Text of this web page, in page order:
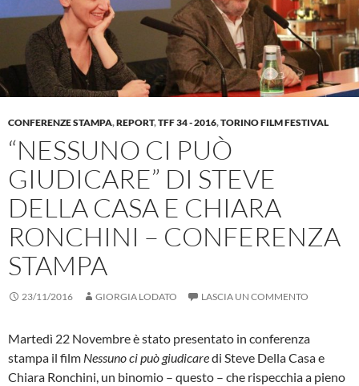
CONFERENZE STAMPA,REPORT,TFF 34 - 2016,TORINO FILM FESTIVAL
“NESSUNO CI PUÒ
GIUDICARE” DI STEVE
DELLA CASA E CHIARA
RONCHINI – CONFERENZA
STAMPA
23/11/2016 GIORGIA LODATO LASCIA UN COMMENTO
Martedì 22 Novembre è stato presentato in conferenza
stampa il film Nessuno ci può giudicaredi Steve Della Casa e
Chiara Ronchini, un binomio – questo – che rispecchia a pieno